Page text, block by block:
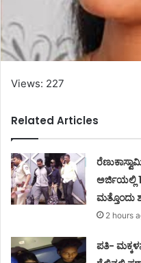
Views: 227
Related Articles
ಅರ್ಜಿಯಲ್ಲಿ
ಮತ್ತೊಂದು
2 hours
ಪತಿ-